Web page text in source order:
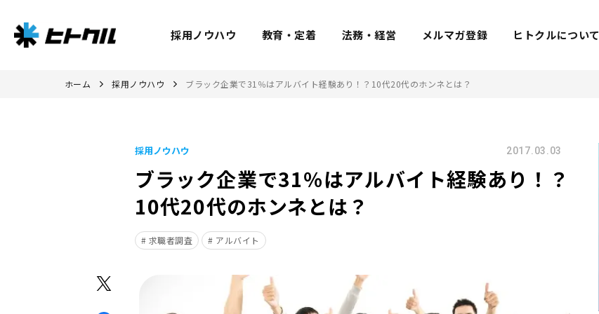
採用ノウハウ 教育・定着 法務・経営 メルマガ登録 ヒトクルについて
ホーム 採用ノウハウ ブラック企業で31％はアルバイト経験あり！？10代20代のホンネとは？
採用ノウハウ 2017.03.03
ブラック企業で31％はアルバイト経験あり！？
10代20代のホンネとは？
求職者調査 アルバイト